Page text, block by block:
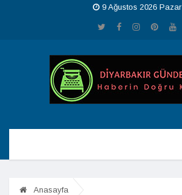
9 Ağustos 2026 Pazar
Anasayfa